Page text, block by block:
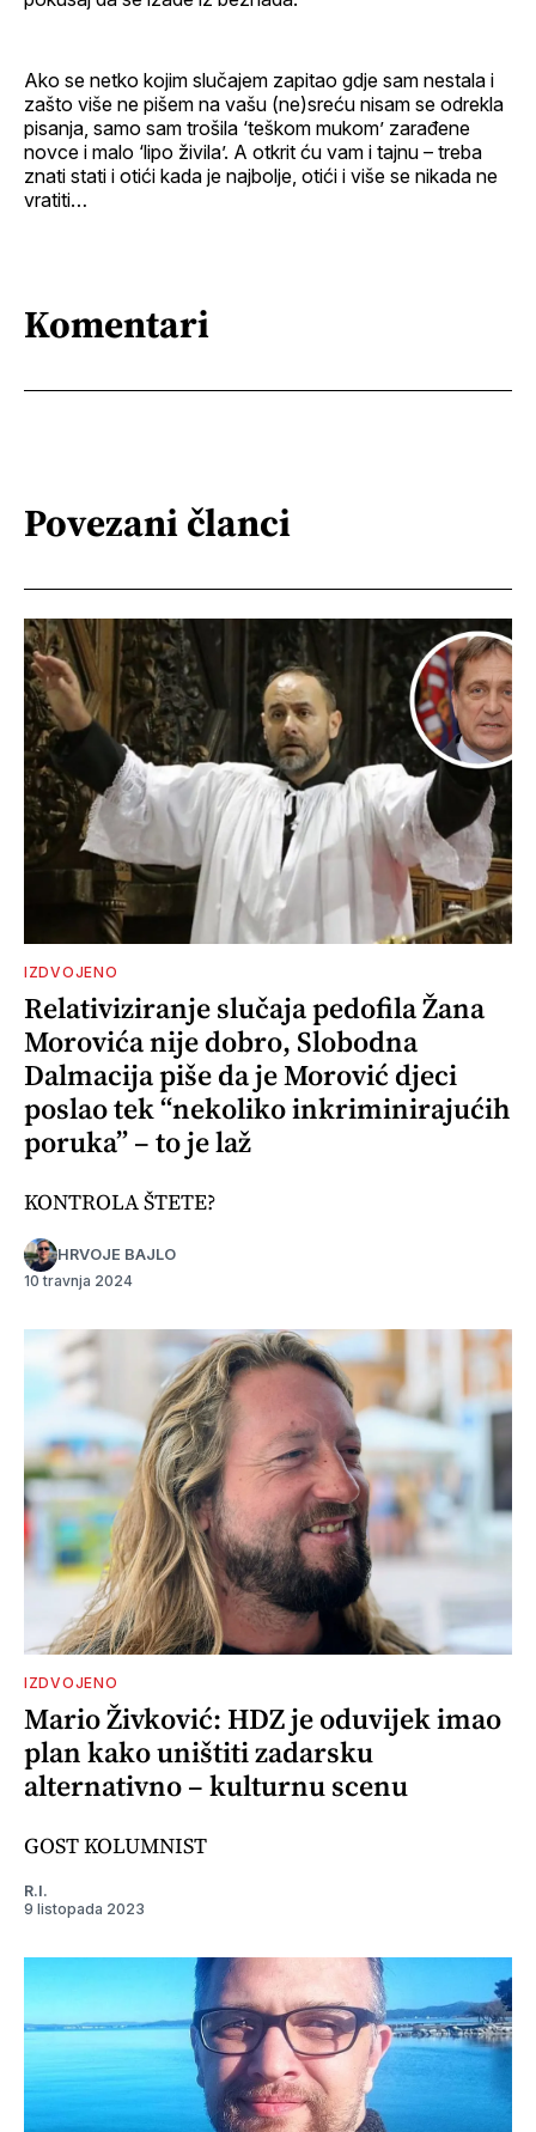
Ako se netko kojim slučajem zapitao gdje sam nestala i
zašto više ne pišem na vašu (ne)sreću nisam se odrekla
pisanja, samo sam trošila ‘teškom mukom’ zarađene
novce i malo ‘lipo živila’. A otkrit ću vam i tajnu – treba
znati stati i otići kada je najbolje, otići i više se nikada ne
vratiti…
Komentari
Povezani članci
IZDVOJENO
Relativiziranje slučaja pedofila Žana
Morovića nije dobro, Slobodna
Dalmacija piše da je Morović djeci
poslao tek “nekoliko inkriminirajućih
poruka” – to je laž
KONTROLA ŠTETE?
HRVOJE BAJLO
10 travnja 2024
IZDVOJENO
Mario Živković: HDZ je oduvijek imao
plan kako uništiti zadarsku
alternativno – kulturnu scenu
GOST KOLUMNIST
R.I.
9 listopada 2023